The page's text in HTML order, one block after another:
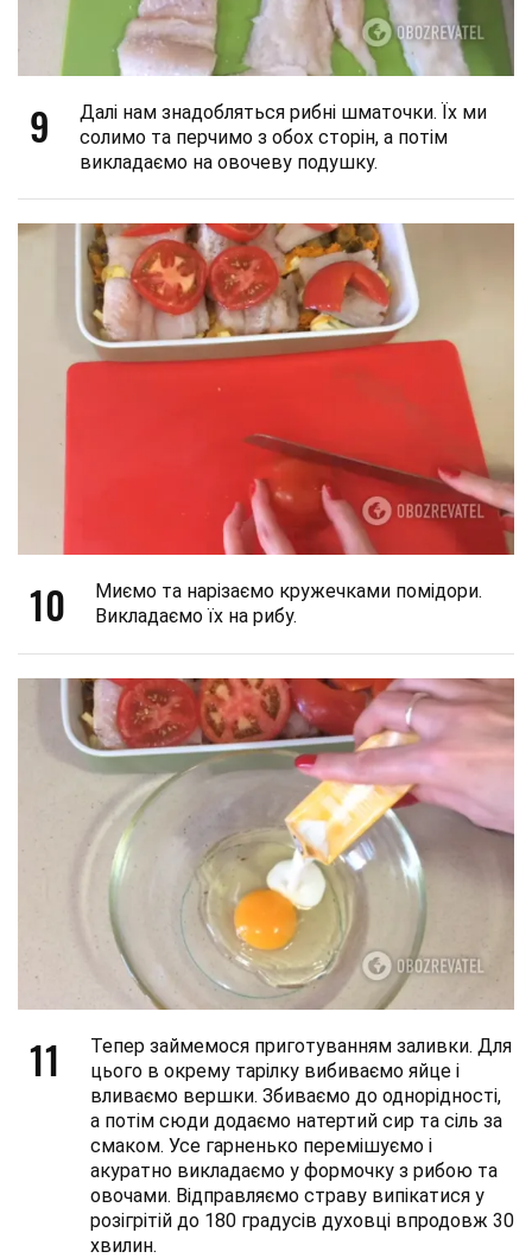
9
Далі нам знадобляться рибні шматочки. Їх ми
солимо та перчимо з обох сторін, а потім
викладаємо на овочеву подушку.
10
Миємо та нарізаємо кружечками помідори.
Викладаємо їх на рибу.
11
Тепер займемося приготуванням заливки. Для
цього в окрему тарілку вибиваємо яйце і
вливаємо вершки. Збиваємо до однорідності,
а потім сюди додаємо натертий сир та сіль за
смаком. Усе гарненько перемішуємо і
акуратно викладаємо у формочку з рибою та
овочами. Відправляємо страву випікатися у
розігрітій до 180 градусів духовці впродовж 30
хвилин.